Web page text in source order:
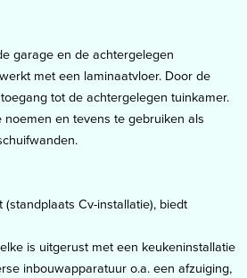
garage en de achtergelegen
met een laminaatvloer. Door de
tot de achtergelegen tuinkamer.
en tevens te gebruiken als
Cv-installatie), biedt
is uitgerust met een keukeninstallatie
inbouwapparatuur o.a. een afzuiging,